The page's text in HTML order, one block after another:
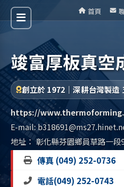
首頁
竣富厚板真空
創立於 1972｜深耕台灣製造
https://
E-mail:
地址：彰化縣芬園鄉員草路一段
傳真 (049) 252-0736
電話(049) 252-0743